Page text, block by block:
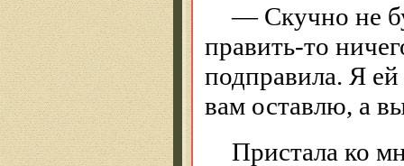
— Скучно не
править-то
подправила. Я
вам оставлю, а
Пристала ко